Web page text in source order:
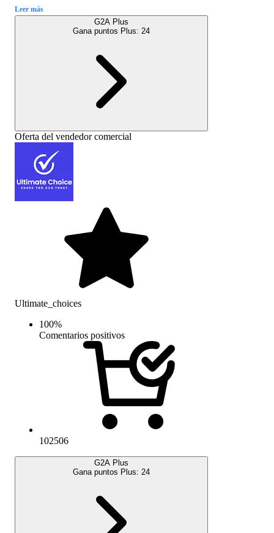
Leer más
G2A Plus
Gana puntos Plus: 24
Oferta del vendedor comercial
Ultimate_choices
100%
Comentarios positivos
102506
G2A Plus
Gana puntos Plus: 24